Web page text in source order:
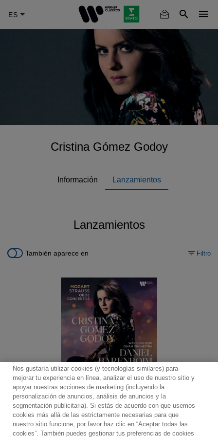
main
Cristina Gómez Godoy
Información Lanzamientos
Lanzamientos
También aparece en Filtro
Contacto Boletin informativo
Términos de Uso
Política de Privacidad
Mapa web
Política de cookies
Nos gustaría utilizar cookies (y tecnologías similares) para
mejorar tu experiencia en línea, analizar el uso de nuestro sitio y
apoyar nuestras acciones de marketing (incluyendo la
personalización de anuncios, análisis de anuncios y la
segmentación publicitaria). Si estás de acuerdo con que usemos
cookies más allá de las estrictamente necesarias para que
nuestro sitio funcione, por favor haz clic en “Aceptar todas las
cookies”. También puedes gestionar tus preferencias de cookies